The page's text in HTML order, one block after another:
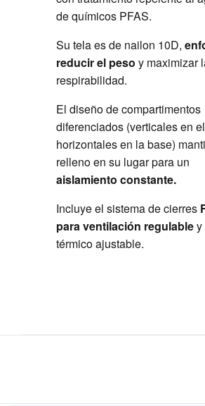
de químicos PFAS.
Su tela es de nailon 10D,
reducir el peso y maximizar
respirabilidad.
El diseño de compartimentos
diferenciados (verticales en
horizontales en la base)
relleno en su lugar para un
aislamiento constante.
Incluye el sistema de cierres
para ventilación regulabley
térmico ajustable.